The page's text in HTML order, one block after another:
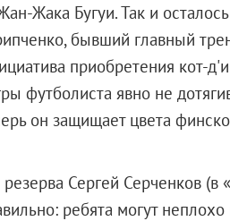
Жака Бугуи. Так и
бывший главный
приобретения кот-
футболиста явно не
он защищает цвета
Сергей Серченков (в
ребята могут неплохо